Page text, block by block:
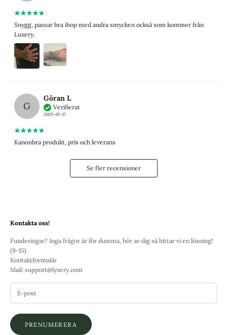
Snygg, passar bra ihop med andra smycken också som kommer från
Luxery.
G
Göran L
Verifierat
2025-07-17
Kanonbra produkt, pris och leverans
Se fler recensioner
Kontakta oss!
Funderingar? Inga frågor är för dumma, hör av dig så hittar vi en lösning!
(9-15)
Kontaktformulär
Mail: support@lyxery.com
PRENUMERERA